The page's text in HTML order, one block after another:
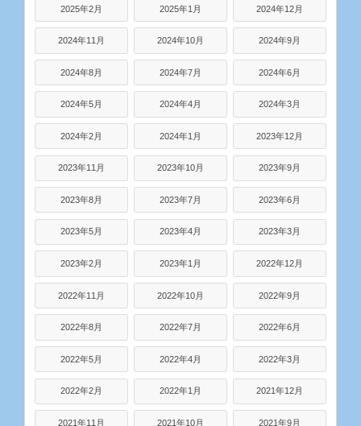
2025年2月 2025年1月 2024年12月
2024年11月 2024年10月 2024年9月
2024年8月 2024年7月 2024年6月
2024年5月 2024年4月 2024年3月
2024年2月 2024年1月 2023年12月
2023年11月 2023年10月 2023年9月
2023年8月 2023年7月 2023年6月
2023年5月 2023年4月 2023年3月
2023年2月 2023年1月 2022年12月
2022年11月 2022年10月 2022年9月
2022年8月 2022年7月 2022年6月
2022年5月 2022年4月 2022年3月
2022年2月 2022年1月 2021年12月
2021年11月 2021年10月 2021年9月